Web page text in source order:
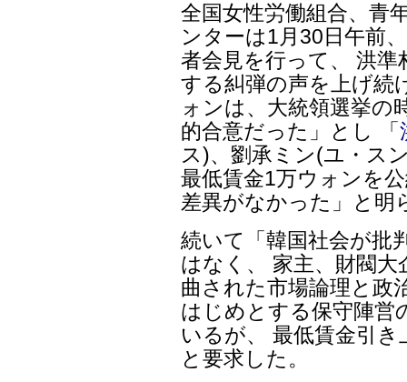
全国女性労働組合、青
ンターは1月30日午前
者会見を行って、 洪
する糾弾の声を上げ続
ォンは、大統領選挙の
的合意だった」とし 「
ス)、劉承ミン(ユ・ス
最低賃金1万ウォンを
差異がなかった」と明
続いて「韓国社会が批
はなく、 家主、財閥
曲された市場論理と政
はじめとする保守陣営
いるが、 最低賃金引
と要求した。